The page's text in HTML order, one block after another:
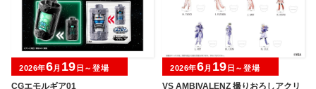
CGエモルギア01
2026年6月 19 日～登場
VS AMBIVALENZ 撮りおろしアクリ
2026年6月 19 日～登場